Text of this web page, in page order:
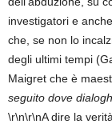
investigatori e
che, se non lo
degli ultimi tempi
Maigret che è
seguito dove
\r\n\r\nA dire la